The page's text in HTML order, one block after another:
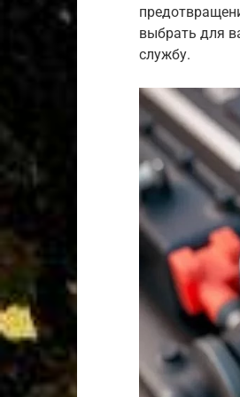
выбрать для
службу.